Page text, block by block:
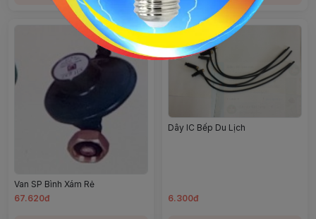
Van SP Bình Xám Rẻ
67.620đ
Dây IC Bếp Du Lịch
6.300đ